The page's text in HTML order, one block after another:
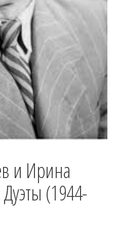
и Ирина
(1944-